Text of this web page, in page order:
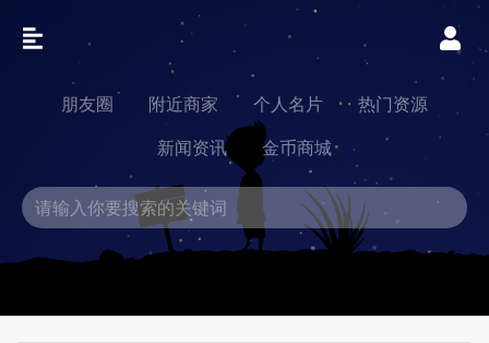
朋友圈 附近商家 个人名片
热门资源
新闻资讯
金币商城